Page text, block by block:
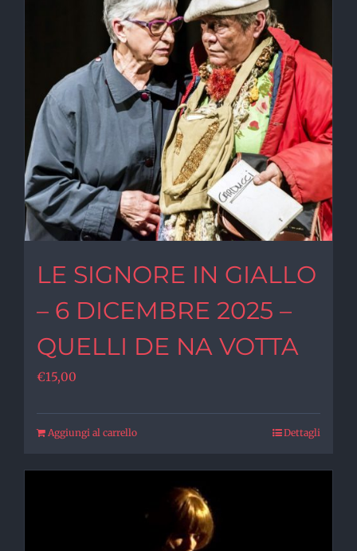
LE SIGNORE IN GIALLO
– 6 DICEMBRE 2025 –
QUELLI DE NA VOTTA
€15,00
Aggiungi al carrello Dettagli